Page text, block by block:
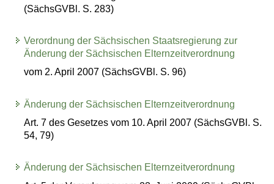
(SächsGVBl. S. 283)
Verordnung der Sächsischen Staatsregierung zur
Änderung der Sächsischen Elternzeitverordnung
vom 2. April 2007 (SächsGVBl. S. 96)
Änderung der Sächsischen Elternzeitverordnung
Art. 7 des Gesetzes vom 10. April 2007 (SächsGVBl. S.
54, 79)
Änderung der Sächsischen Elternzeitverordnung